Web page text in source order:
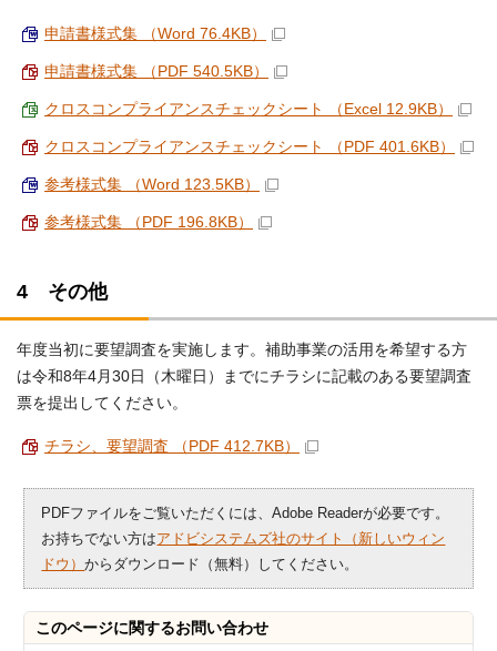
申請書様式集 （Word 76.4KB）
申請書様式集 （PDF 540.5KB）
クロスコンプライアンスチェックシート （Excel 12.9KB）
クロスコンプライアンスチェックシート （PDF 401.6KB）
参考様式集 （Word 123.5KB）
参考様式集 （PDF 196.8KB）
4 その他
年度当初に要望調査を実施します。補助事業の活用を希望する方
は令和8年4月30日（木曜日）までにチラシに記載のある要望調査
票を提出してください。
チラシ、要望調査 （PDF 412.7KB）
PDFファイルをご覧いただくには、Adobe Readerが必要です。
お持ちでない方はアドビシステムズ社のサイト（新しいウィン
ドウ）からダウンロード（無料）してください。
このページに関するお問い合わせ